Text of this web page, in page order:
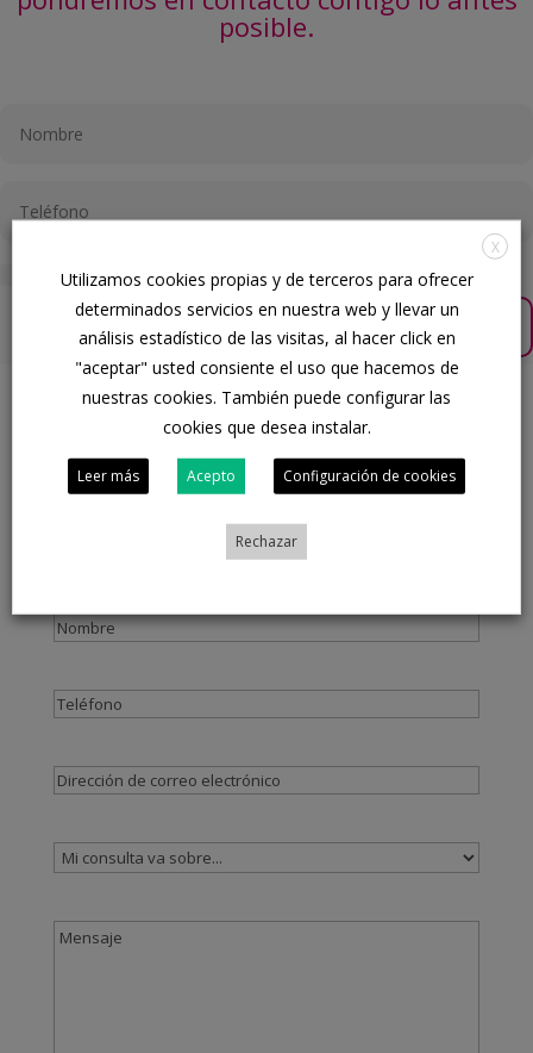
posible.
Acepto laPolítica de protección de datos
3 + 9 = Te llamamos GRATIS
Déjanos aquí tu consulta y te
informaremos sin
compromiso
Nombre*
Teléfono
Email*
Sin
nombre
Comentarios
X
Utilizamos cookies propias y de terceros para ofrecer
determinados servicios en nuestra web y llevar un
análisis estadístico de las visitas, al hacer click en
"aceptar" usted consiente el uso que hacemos de
nuestras cookies. También puede configurar las
cookies que desea instalar.
Leer más Acepto Configuración de cookies
Rechazar